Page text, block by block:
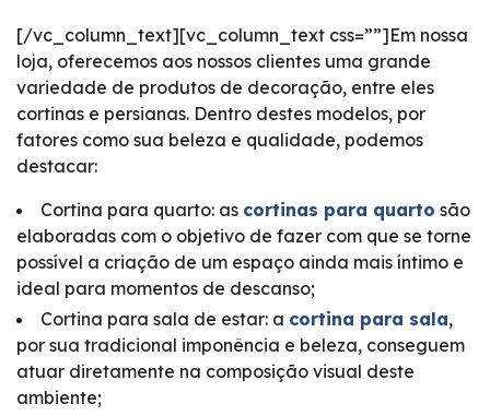
[/vc_column_text][vc_column_text css=””]Em nossa
loja, oferecemos aos nossos clientes uma grande
variedade de produtos de decoração, entre eles
cortinas e persianas. Dentro destes modelos, por
fatores como sua beleza e qualidade, podemos
destacar:
Cortina para quarto: as cortinas para quarto são
elaboradas com o objetivo de fazer com que se torne
possível a criação de um espaço ainda mais íntimo e
ideal para momentos de descanso;
Cortina para sala de estar: a cortina para sala,
por sua tradicional imponência e beleza, conseguem
atuar diretamente na composição visual deste
ambiente;